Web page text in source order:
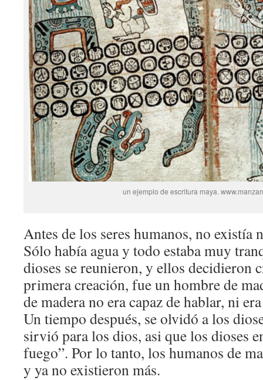
un ejemplo de escritura maya.
Antes de los seres humanos, no existía
Sólo había agua y todo estaba muy
dioses se reunieron, y ellos decidieron
primera creación, fue un hombre de
de madera no era capaz de hablar, ni
Un tiempo después, se olvidó a los
sirvió para los dios, asi que los dioses
fuego”. Por lo tanto, los humanos de
y ya no existieron más.